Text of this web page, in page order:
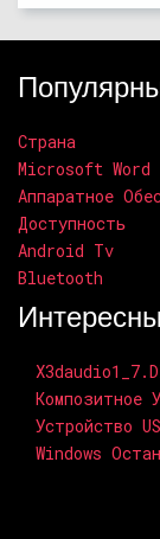
Страна
Microsoft Word
Аппаратное
Доступность
Android Tv
Bluetooth
Композитное
Устройство
Windows